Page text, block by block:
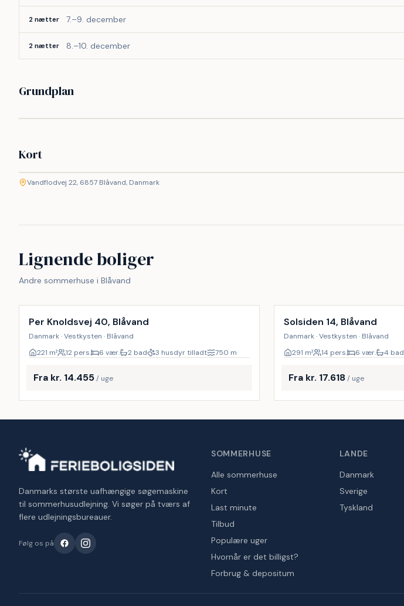
2 nætter 7.–9. december
2 nætter 8.–10. december
Grundplan
Kort
+
Vandflodvej 22, 6857 Blåvand, Danmark
Lignende boliger
Andre sommerhuse i Blåvand
Per Knoldsvej 40, Blåvand
Danmark · Vestkysten · Blåvand
221 m² 12 pers. 6 vær. 2 bad 3 husdyr tilladt 750 m
Fra kr. 14.455/ uge
Solsiden 14, Blåvand
Danmark · Vestkysten · Blåvand
291 m² 14 pers. 6 vær. 4 bad
Fra kr. 17.618 / uge
Danmarks største uafhængige søgemaskine
til sommerhusudlejning. Vi søger på tværs af
flere udlejningsbureauer.
Følg os på
SOMMERHUSE
Alle sommerhuse
Kort
Last minute
Tilbud
Populære uger
Hvornår er det billigst?
Forbrug & depositum
LANDE
Danmark
Sverige
Tyskland